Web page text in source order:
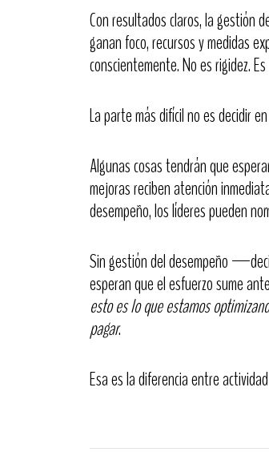
Con resultados claros, la gestión
ganan foco, recursos y medidas
conscientemente. No es rigidez.
La parte más difícil no es decidir
Algunas cosas tendrán que
mejoras reciben atención
desempeño, los líderes pueden
Sin gestión del desempeño
esperan que el esfuerzo sume
esto es lo que estamos
pagar.
Esa es la diferencia entre